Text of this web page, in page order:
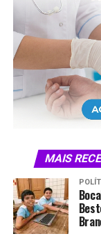
A estratégia
empresas de
desenvolvem
A aposta é
nos grandes
chega, com
Compartilhe isso:
X
LinkedIn
MAIS